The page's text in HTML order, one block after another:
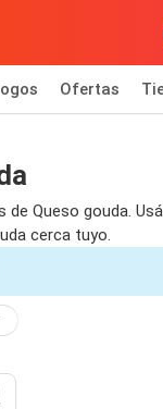
Ofertas
Queso gouda.
cerca tuyo.